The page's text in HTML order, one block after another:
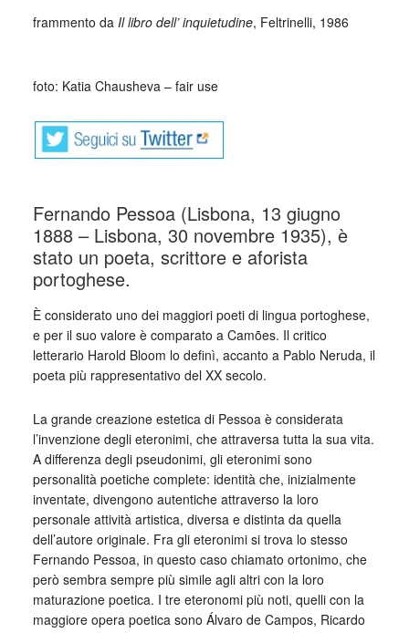
frammento da Il libro dell’ inquietudine, Feltrinelli, 1986
foto: Katia Chausheva – fair use
Fernando Pessoa (Lisbona, 13 giugno
1888 – Lisbona, 30 novembre 1935), è
stato un poeta, scrittore e aforista
portoghese.
È considerato uno dei maggiori poeti di lingua portoghese,
e per il suo valore è comparato a Camões. Il critico
letterario Harold Bloom lo definì, accanto a Pablo Neruda, il
poeta più rappresentativo del XX secolo.
La grande creazione estetica di Pessoa è considerata
l’invenzione degli eteronimi, che attraversa tutta la sua vita.
A differenza degli pseudonimi, gli eteronimi sono
personalità poetiche complete: identità che, inizialmente
inventate, divengono autentiche attraverso la loro
personale attività artistica, diversa e distinta da quella
dell’autore originale. Fra gli eteronimi si trova lo stesso
Fernando Pessoa, in questo caso chiamato ortonimo, che
però sembra sempre più simile agli altri con la loro
maturazione poetica. I tre eteronomi più noti, quelli con la
maggiore opera poetica sono Álvaro de Campos, Ricardo